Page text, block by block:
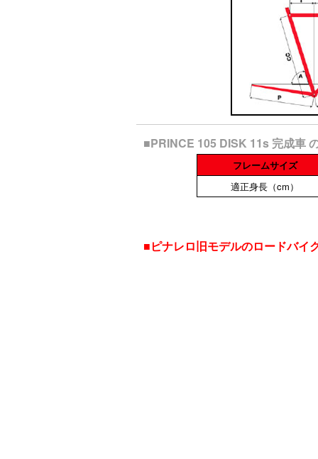
■PRINCE 105 DISK 11s 完成車
フレームサイズ
適正身長（cm）
■ピナレロ旧モデルのロードバイ